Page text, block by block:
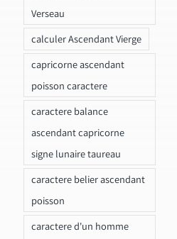
Verseau
calculer Ascendant Vierge
capricorne ascendant
poisson caractere
caractere balance
ascendant capricorne
signe lunaire taureau
caractere belier ascendant
poisson
caractere d'un homme